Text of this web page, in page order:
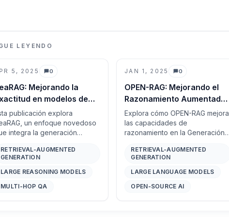
LEYENDO
5, 2025 0
Comentarios
Mejorando la
en modelos de
grandes con
guiado por
publicación explora
un enfoque novedoso
integra la generación
(RAG) con el
guiado por
para mejorar la
Reasoning Models (LRM)
RETRIEVAL-AUGMENTED
GENERATION
LARGE REASONING MODELS
MULTI-HOP QA
JAN 1, 2025 0
Comentarios
OPEN-RAG: Mejorando el
Razonamiento Aumentado
por Recuperación con
Modelos de Lenguaje
Grandes de Código Abierto
Explora cómo OPEN-RAG mejora
las capacidades de
razonamiento en la Generación
(RAG) utilizando Modelos de
Lenguaje Grandes (LLMs) de
código abierto, superando a los
precisión y velocidad.
RETRIEVAL-AUGMENTED
GENERATION
LARGE LANGUAGE MODELS
OPEN-SOURCE AI